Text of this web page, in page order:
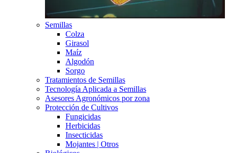
Semillas
Colza
Girasol
Maíz
Algodón
Sorgo
Tratamientos de Semillas
Tecnología Aplicada a Semillas
Asesores Agronómicos por zona
Protección de Cultivos
Fungicidas
Herbicidas
Insecticidas
Mojantes | Otros